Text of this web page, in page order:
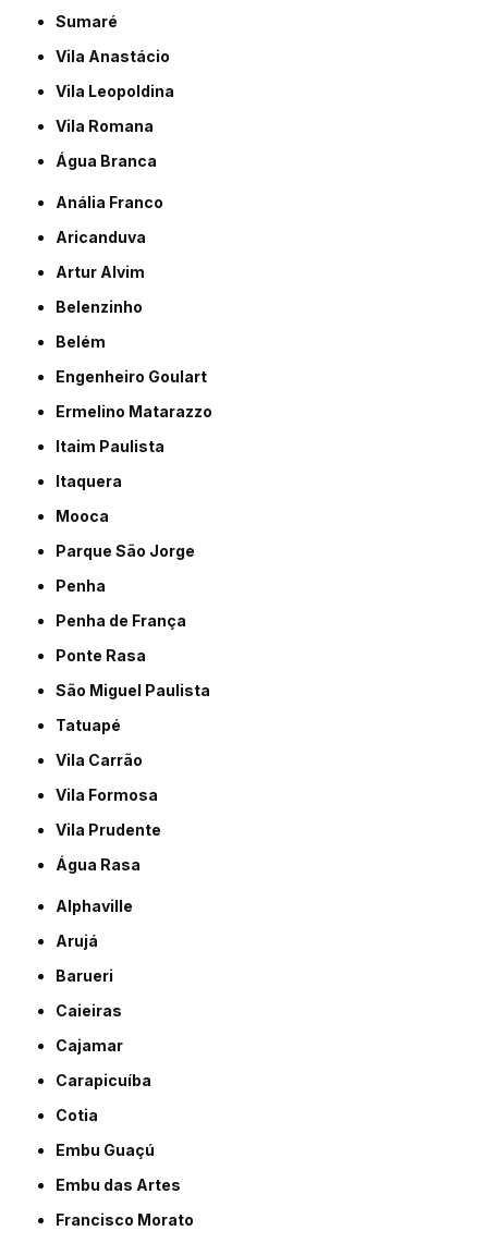
Sumaré
Vila Anastácio
Vila Leopoldina
Vila Romana
Água Branca
Anália Franco
Aricanduva
Artur Alvim
Belenzinho
Belém
Engenheiro Goulart
Ermelino Matarazzo
Itaim Paulista
Itaquera
Mooca
Parque São Jorge
Penha
Penha de França
Ponte Rasa
São Miguel Paulista
Tatuapé
Vila Carrão
Vila Formosa
Vila Prudente
Água Rasa
Alphaville
Arujá
Barueri
Caieiras
Cajamar
Carapicuíba
Cotia
Embu Guaçú
Embu das Artes
Francisco Morato